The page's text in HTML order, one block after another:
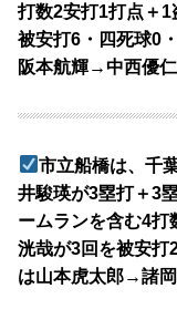
打数2安打1打点＋
被安打6・四死球0
阪本航輝→中西優仁
市立船橋は、千
井駿瑛が3塁打＋3
ームランを含む4打
洸哉が3回を被安打
は山本虎太郎→諸岡